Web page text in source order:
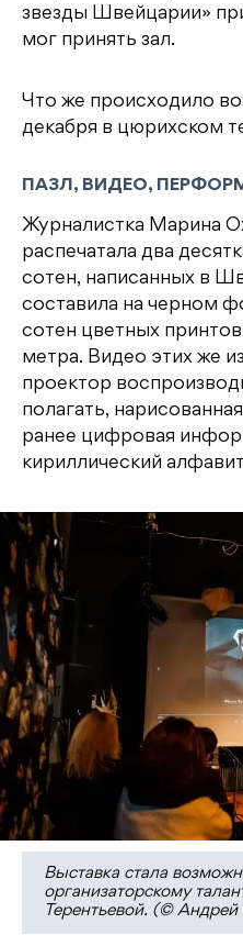
звезды Швейцарии»
мог принять зал.
Что же происходило
декабря в цюрихском
ПАЗЛ, ВИДЕО,
Журналистка Марина
распечатала два
сотен, написанных в
составила на черном
сотен цветных
метра. Видео этих же
проектор
полагать,
ранее цифровая
кириллический
Выставка стала
организаторскому
Терентьевой. (©